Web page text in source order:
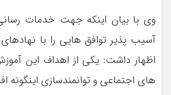
وی با بیان اینکه جهت خدمات
آسیب پذیر توافق هایی را با نهادهای
اظهار داشت: یکی از اهداف این
های اجتماعی و توانمندسازی اینگونه